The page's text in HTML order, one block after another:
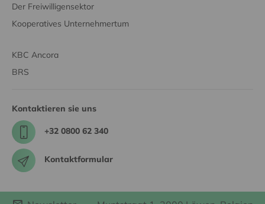
Der Freiwilligensektor
Kooperatives Unternehmertum
KBC Ancora
BRS
Kontaktieren sie uns
+32 0800 62 340
Kontaktformular